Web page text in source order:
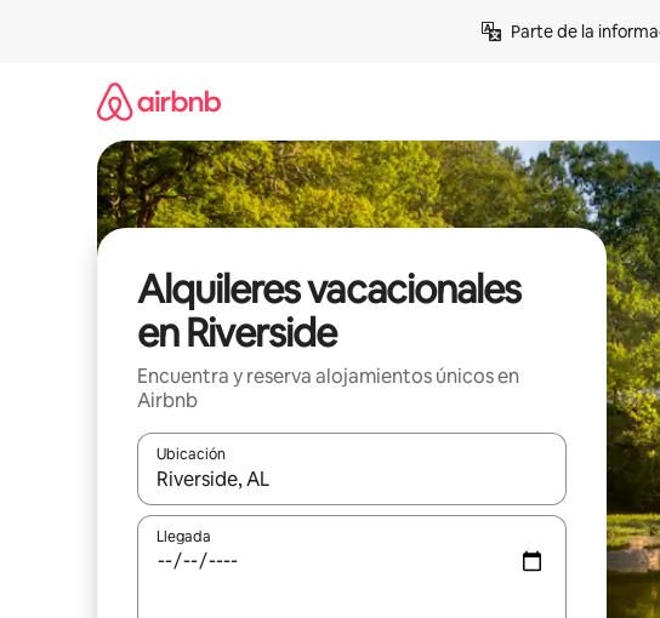
Parte de la
Alquileres vacacionales
en Riverside
Encuentra y reserva alojamientos únicos en
Airbnb
Ubicación
Cuando los resultados estén disponibles, navega con las teclas
Llegada